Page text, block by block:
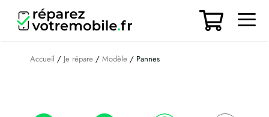
contenu
Accueil / Je répare / Modèle / Pannes